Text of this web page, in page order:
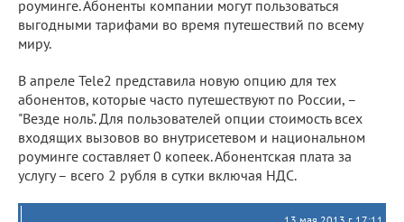
роуминге. Абоненты компании могут пользоваться
выгодными тарифами во время путешествий по всему
миру.
В апреле Tele2 представила новую опцию для тех
абонентов, которые часто путешествуют по России, –
"Везде ноль". Для пользователей опции стоимость всех
входящих вызовов во внутрисетевом и национальном
роуминге составляет 0 копеек. Абонентская плата за
услугу – всего 2 рубля в сутки включая НДС.
13 мая 2013 г. 17:11